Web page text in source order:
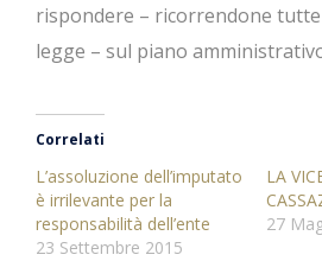
rispondere – ricorrendone
legge – sul piano
Correlati
L’assoluzione dell’imputato
è irrilevante per la
responsabilità dell’ente
23 Settembre 2015
LA
27